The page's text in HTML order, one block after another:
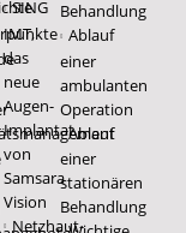
SING
IMT,
das
neue
Augen-
Implantat
von
Samsara
Vision
Netzhaut-
Behandlung
Ablauf
einer
ambulanten
Operation
Ablauf
einer
stationären
Behandlung